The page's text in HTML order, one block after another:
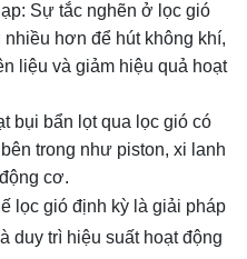
Sự tắc nghẽn ở lọc gió
hơn để hút không khí,
liệu và giảm hiệu quả hoạt
bụi bẩn lọt qua lọc gió có
trong như piston, xi lanh
cơ.
lọc gió định kỳ là giải pháp
duy trì hiệu suất hoạt động